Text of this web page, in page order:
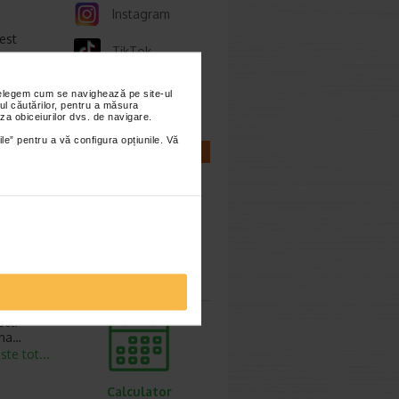
cum se navighează pe site-ul
căutărilor, pentru a măsura
obiceiurilor dvs. de navigare.
pentru a vă configura opțiunile. Vă
1 tub
tot...
Instagram
TikTok
Whatsapp
sarcina
Calculator